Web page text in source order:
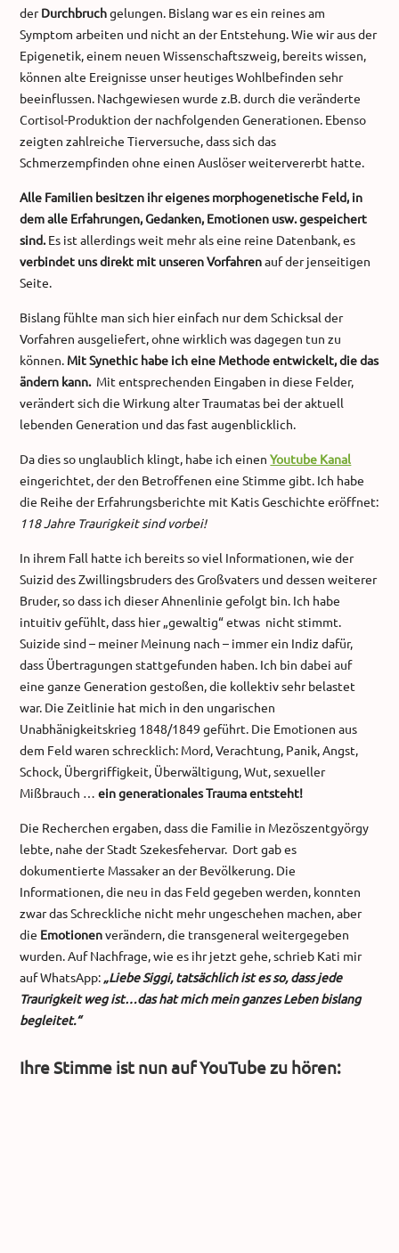
derDurchbruchgelungen. Bislang war es ein reines am
Symptom arbeiten und nicht an der Entstehung. Wie wir aus der
Epigenetik, einem neuen Wissenschaftszweig, bereits wissen,
können alte Ereignisse unser heutiges Wohlbefinden sehr
beeinflussen. Nachgewiesen wurde z.B. durch die veränderte
Cortisol-Produktion der nachfolgenden Generationen. Ebenso
zeigten zahlreiche Tierversuche, dass sich das
Schmerzempfinden ohne einen Auslöser weitervererbt hatte.
Alle Familien besitzen ihr eigenes morphogenetische Feld, in
dem alle Erfahrungen, Gedanken, Emotionen usw. gespeichert
sind.Es ist allerdings weit mehr als eine reine Datenbank, es
verbindet uns direkt mit unseren Vorfahrenauf der jenseitigen
Seite.
Bislang fühlte man sich hier einfach nur dem Schicksal der
Vorfahren ausgeliefert, ohne wirklich was dagegen tun zu
können. Mit Synethic habe ich eine Methode entwickelt, die das
ändern kann. Mit entsprechenden Eingaben in diese Felder,
verändert sich die Wirkung alter Traumatas bei der aktuell
lebenden Generation und das fast augenblicklich.
Da dies so unglaublich klingt, habe ich einenYoutube Kanal
eingerichtet, der den Betroffenen eine Stimme gibt. Ich habe
die Reihe der Erfahrungsberichte mit Katis Geschichte eröffnet:
118 Jahre Traurigkeit sind vorbei!
In ihrem Fall hatte ich bereits so viel Informationen, wie der
Suizid des Zwillingsbruders des Großvaters und dessen weiterer
Bruder, so dass ich dieser Ahnenlinie gefolgt bin. Ich habe
intuitiv gefühlt, dass hier „gewaltig“ etwas nicht stimmt.
Suizide sind – meiner Meinung nach – immer ein Indiz dafür,
dass Übertragungen stattgefunden haben. Ich bin dabei auf
eine ganze Generation gestoßen, die kollektiv sehr belastet
war. Die Zeitlinie hat mich in den ungarischen
Unabhänigkeitskrieg 1848/1849 geführt. Die Emotionen aus
dem Feld waren schrecklich: Mord, Verachtung, Panik, Angst,
Schock, Übergriffigkeit, Überwältigung, Wut, sexueller
Mißbrauch …ein generationales Trauma entsteht!
Die Recherchen ergaben, dass die Familie in Mezöszentgyörgy
lebte, nahe der Stadt Szekesfehervar. Dort gab es
dokumentierte Massaker an der Bevölkerung. Die
Informationen, die neu in das Feld gegeben werden, konnten
zwar das Schreckliche nicht mehr ungeschehen machen, aber
die Emotionenverändern, die transgeneral weitergegeben
wurden. Auf Nachfrage, wie es ihr jetzt gehe, schrieb Kati mir
auf WhatsApp: „Liebe Siggi, tatsächlich ist es so, dass jede
Traurigkeit weg ist…das hat mich mein ganzes Leben bislang
begleitet.“
Ihre Stimme ist nun auf YouTube zu hören: